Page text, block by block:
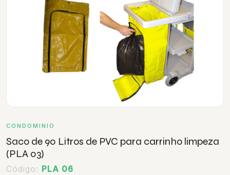
CONDOMINIO
Saco de 90 Litros de PVC para carrinho limpeza
(PLA 03)
Código: PLA 06